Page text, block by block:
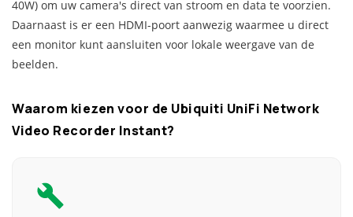
40W) om uw camera's direct van stroom en data te voorzien.
Daarnaast is er een HDMI-poort aanwezig waarmee u direct
een monitor kunt aansluiten voor lokale weergave van de
beelden.
Waarom kiezen voor de Ubiquiti UniFi Network
Video Recorder Instant?